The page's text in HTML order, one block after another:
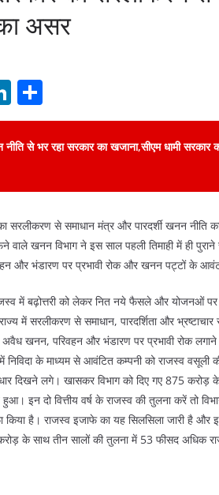
असर
Li
n
k
dI
n
h
ar
से भर रहा सरकार का खजाना,सीएम धामी सरकार
सरलीकरण से समाधान मंत्र और पारदर्शी खनन नीति
खनन विभाग ने इस साल पहली तिमाही में ही पुराने
और भंडारण पर प्रभावी रोक और खनन पट्टों के
में बढ़ोत्तरी को लेकर नित नये फैसले और योजनओं
में सरलीकरण से समाधान, पारदर्शिता और
अवैध खनन, परिवहन और भंडारण पर प्रभावी रोक
निविदा के माध्यम से आवंटित कम्पनी को राजस्व वसूली
दिखने लगे। खासकर विभाग को दिए गए 875
इन दो वित्तीय वर्ष के राजस्व की तुलना करें तो
है। राजस्व इजाफे का यह सिलसिला जारी है
के साथ तीन सालों की तुलना में 53 फीसद अधिक